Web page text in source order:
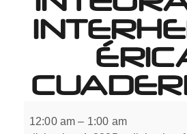
Interhemisférica.
Cuaderno
12:00 am – 1:00 am